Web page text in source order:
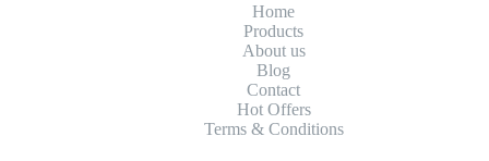
Home
Products
About us
Blog
Contact
Hot Offers
Terms & Conditions